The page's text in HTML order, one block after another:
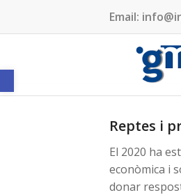
Obre la barra d'eines
Email:
Reptes i
El 2020 ha
econòmica i
donar